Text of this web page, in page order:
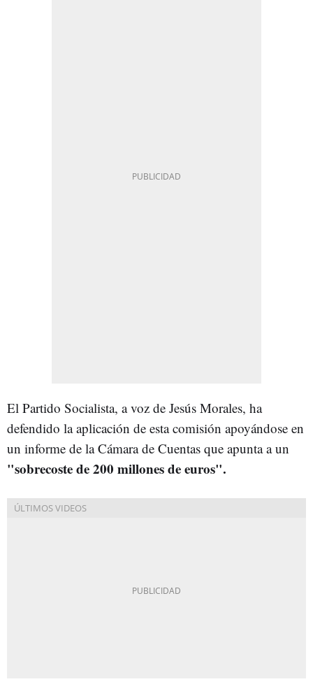
El Partido Socialista, a voz de Jesús Morales, ha
defendido la aplicación de esta comisión apoyándose en
un informe de la Cámara de Cuentas que apunta a un
"sobrecoste de 200 millones de euros".